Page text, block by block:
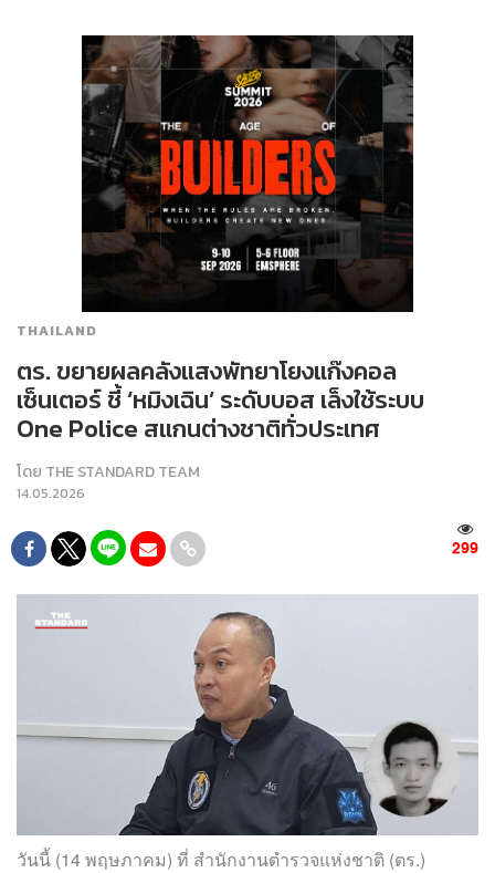
THAILAND
ตร. ขยายผลคลังแสงพัทยาโยงแก๊งคอล
เซ็นเตอร์ ชี้ ‘หมิงเฉิน’ ระดับบอส เล็งใช้ระบบ
One Police สแกนต่างชาติทั่วประเทศ
โดย THE STANDARD TEAM
14.05.2026
299
วันนี้ (14 พฤษภาคม) ที่ สำนักงานตำรวจแห่งชาติ (ตร.)